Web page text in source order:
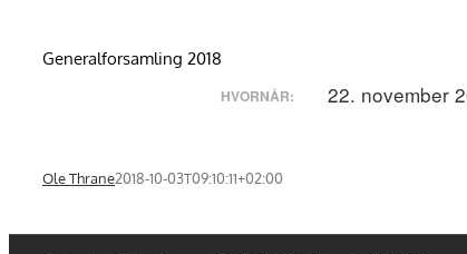
Generalforsamling 2018
HVORNÅR: 22. november
Ole Thrane2018-10-03T09:10:11+02:00